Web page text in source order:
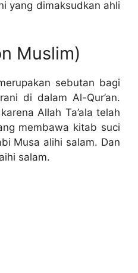
yang dimaksudkan ahli
Muslim)
sebutan bagi
di dalam Al-Qur’an.
Allah Ta’ala telah
membawa kitab suci
Musa alihi salam. Dan
salam.